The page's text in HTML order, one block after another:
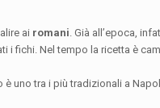
ai romani. Già all’epoca,
i fichi. Nel tempo la ricetta è
uno tra i più tradizionali a